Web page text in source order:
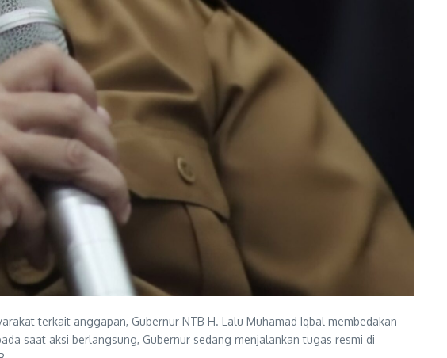
terkait anggapan, Gubernur NTB H. Lalu Muhamad Iqbal membedakan
saat aksi berlangsung, Gubernur sedang menjalankan tugas resmi di